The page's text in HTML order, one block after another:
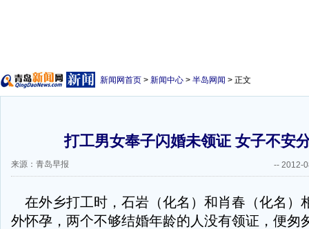
新闻网首页 > 新闻中心 > 半岛网闻 > 正文
打工男女奉子闪婚未领证 女子不安
来源：青岛早报 -- 2012-
在外乡打工时，石岩（化名）和肖春（化名）
外怀孕，两个不够结婚年龄的人没有领证，便匆